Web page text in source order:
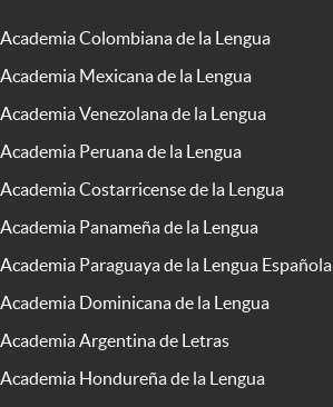
Academia Colombiana de la Lengua
Academia Mexicana de la Lengua
Academia Venezolana de la Lengua
Academia Peruana de la Lengua
Academia Costarricense de la Lengua
Academia Panameña de la Lengua
Academia Paraguaya de la Lengua Española
Academia Dominicana de la Lengua
Academia Argentina de Letras
Academia Hondureña de la Lengua